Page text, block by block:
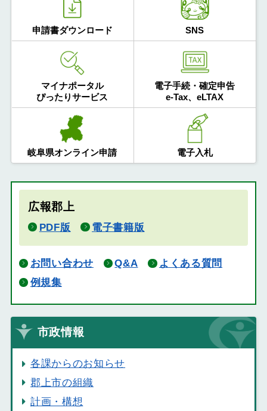
申請書ダウンロード SNS
マイナポータル
ぴったりサービス
電子手続・確定申告
e-Tax、eLTAX
岐阜県オンライン申請 電子入札
広報郡上
PDF版 電子書籍版
お問い合わせ Q&A
よくある質問
例規集
市政情報
各課からのお知らせ
郡上市の組織
計画・構想